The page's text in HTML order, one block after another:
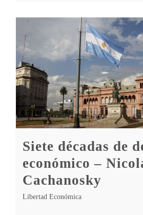
Siete décadas de
económico –
Cachanosky
Libertad Económica